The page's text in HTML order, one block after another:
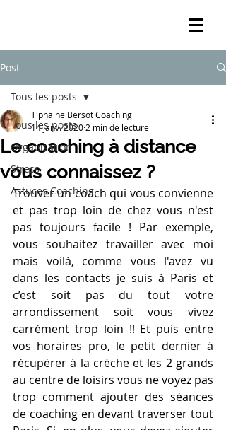
Post
Tous les posts
Organisation
Stress
Astuces Coaching
Tous les posts
Le coaching à distance
vous connaissez ?
Tiphaine Bersot Coaching
14 janv. 2020 2 min de lecture
Trouver un coach qui vous convienne
et pas trop loin de chez vous n'est
pas toujours facile ! Par exemple,
vous souhaitez travailler avec moi
mais voilà, comme vous l'avez vu
dans les contacts je suis à Paris et
c’est soit pas du tout votre
arrondissement soit vous vivez
carrément trop loin !! Et puis entre
vos horaires pro, le petit dernier à
récupérer à la crèche et les 2 grands
au centre de loisirs vous ne voyez pas
trop comment ajouter des séances
de coaching en devant traverser tout